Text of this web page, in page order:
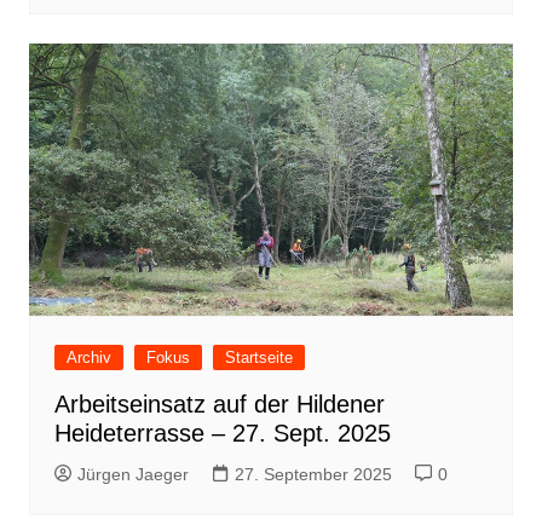
Archiv Fokus Startseite
Arbeitseinsatz auf der Hildener
Heideterrasse – 27. Sept. 2025
Jürgen Jaeger 27. September 2025 0